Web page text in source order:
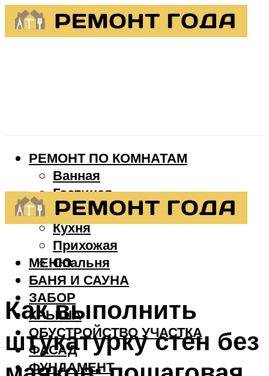
РЕМОНТ ПО КОМНАТАМ
Ванная
Гостиная
Детская
Кухня
Прихожая
Спальня
БАНЯ И САУНА
ЗАБОР
КРЫША
ОБУСТРОЙСТВО УЧАСТКА
ФАСАД
ФУНДАМЕНТ
МЕНЮ
Как выполнить
штукатурку стен без